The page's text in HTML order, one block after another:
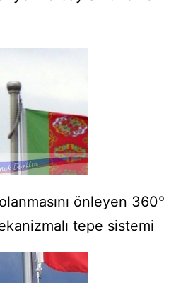
önleyen 360°
tepe sistemi